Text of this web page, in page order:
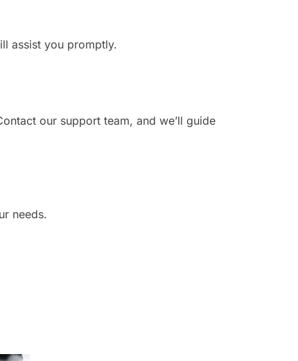
assist you promptly.
our support team, and we’ll guide
needs.